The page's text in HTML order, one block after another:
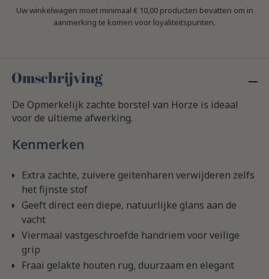
Uw winkelwagen moet minimaal € 10,00 producten bevatten om in
aanmerking te komen voor loyaliteitspunten.
Omschrijving
De Opmerkelijk zachte borstel van Horze is ideaal
voor de ultieme afwerking.
Kenmerken
Extra zachte, zuivere geitenharen verwijderen zelfs
het fijnste stof
Geeft direct een diepe, natuurlijke glans aan de
vacht
Viermaal vastgeschroefde handriem voor veilige
grip
Fraai gelakte houten rug, duurzaam en elegant